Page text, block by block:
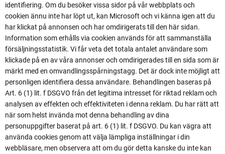
identifiering. Om du besöker vissa sidor på vår webbplats och
cookien ännu inte har löpt ut, kan Microsoft och vi känna igen att du
har klickat på annonsen och har omdirigerats till den här sidan.
Information som erhålls via cookien används för att sammanställa
försäljningsstatistik. Vi får veta det totala antalet användare som
klickade på en av våra annonser och omdirigerades till en sida som är
märkt med en omvandlingsspårningstagg. Det är dock inte möjligt att
personligen identifiera dessa användare. Behandlingen baseras på
Art. 6 (1) lit. f DSGVO från det legitima intresset för riktad reklam och
analysen av effekten och effektiviteten i denna reklam. Du har rätt att
när som helst invända mot denna behandling av dina
personuppgifter baserat på art. 6 (1) lit. f DSGVO. Du kan vägra att
använda cookies genom att välja lämpliga inställningar i din
webbläsare, men observera att om du gör detta kanske du inte kan